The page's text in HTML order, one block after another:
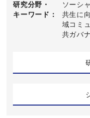
研究分野・
キーワード
ソーシ
共生に
域コミ
共ガバ